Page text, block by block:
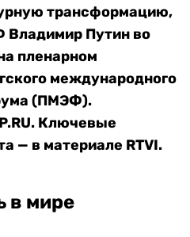
трансформацию,
Владимир Путин во
пленарном
международного
(ПМЭФ).
Ключевые
— в материале RTVI.
в мире